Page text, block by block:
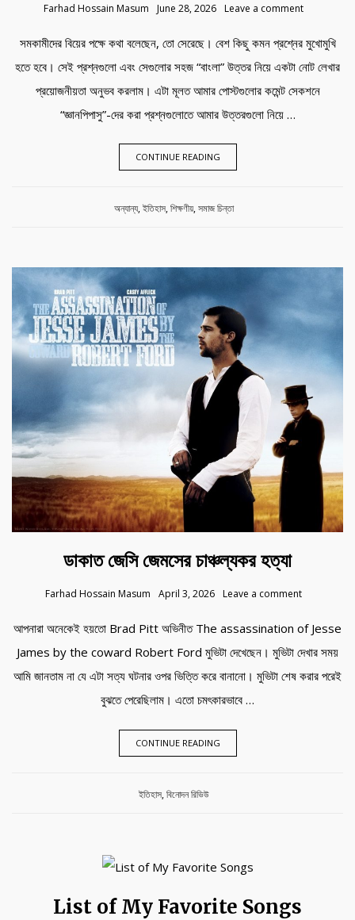
Farhad Hossain Masum June 28, 2026 Leave a comment
সমকামীদের বিয়ের পক্ষে কথা বলেছেন, তো সেরেছে। বেশ কিছু কমন প্রশ্নের মুখোমুখি
হতে হবে। সেই প্রশ্নগুলো এবং সেগুলোর সহজ “বাংলা” উত্তর নিয়ে একটা নোট লেখার
প্রয়োজনীয়তা অনুভব করলাম। এটা মূলত আমার পোস্টগুলোর কমেন্ট সেকশনে
“জ্ঞানপিপাসু”-দের করা প্রশ্নগুলোতে আমার উত্তরগুলো নিয়ে …
CONTINUE READING
Category:
অন্যান্য,ইতিহাস,শিক্ষণীয়,সমাজ চিন্তা
ডাকাত জেসি জেমসের চাঞ্চল্যকর হত্যা
Farhad Hossain Masum April 3, 2026 Leave a comment
আপনারা অনেকেই হয়তো Brad Pitt অভিনীত The assassination of Jesse
James by the coward Robert Ford মুভিটা দেখেছেন। মুভিটা দেখার সময়
আমি জানতাম না যে এটা সত্য ঘটনার ওপর ভিত্তি করে বানানো। মুভিটা শেষ করার পরেই
বুঝতে পেরেছিলাম। এতো চমৎকারভাবে …
CONTINUE READING
Category:
ইতিহাস,বিনোদন রিভিউ
List of My Favorite Songs